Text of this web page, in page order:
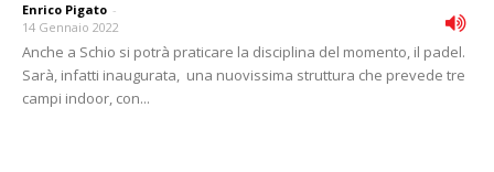
Enrico Pigato -
14 Gennaio 2022
Anche a Schio si potrà praticare la disciplina del momento, il padel.
Sarà, infatti inaugurata, una nuovissima struttura che prevede tre
campi indoor, con...